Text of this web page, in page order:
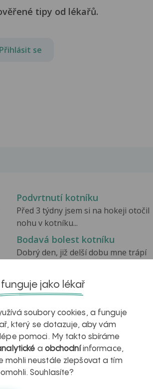
tipy od lékařů.
Přihlásit se
Podvrtnutí kotníku
Před 3 týdny jsem si na hokeji otočil
nohu v kotníku...
Bodavá bolest kotníku
Dobrý den, již delší dobu mne trápí
Bolest kotníku
Dobrý den, Úraz se mi stal při fotbale,
kdy jsem rychle...
játra?
jako lékař
soubory cookies, a funguje
který se dotazuje, aby vám
pomoci. My takto sbíráme
a obchodníinformace,
mohli neustále zlepšovat a tím
Souhlasíte?